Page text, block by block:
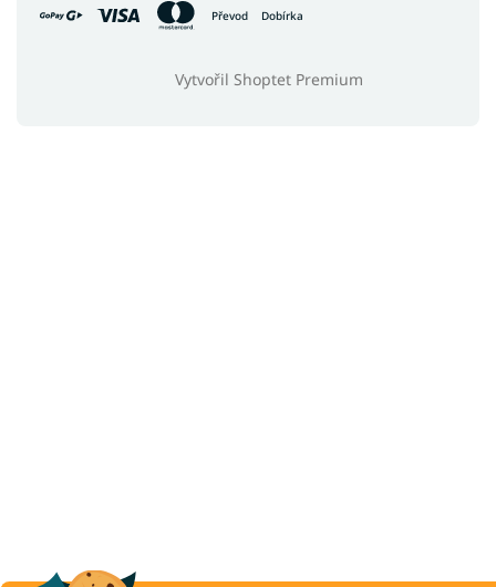
Převod Dobírka
Vytvořil Shoptet Premium